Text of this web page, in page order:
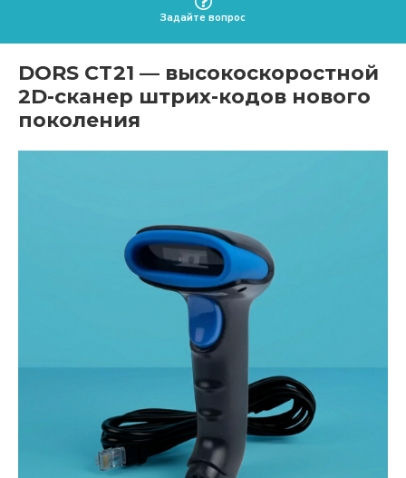
Задайте вопрос
DORS CT21 — высокоскоростной
2D-сканер штрих-кодов нового
поколения